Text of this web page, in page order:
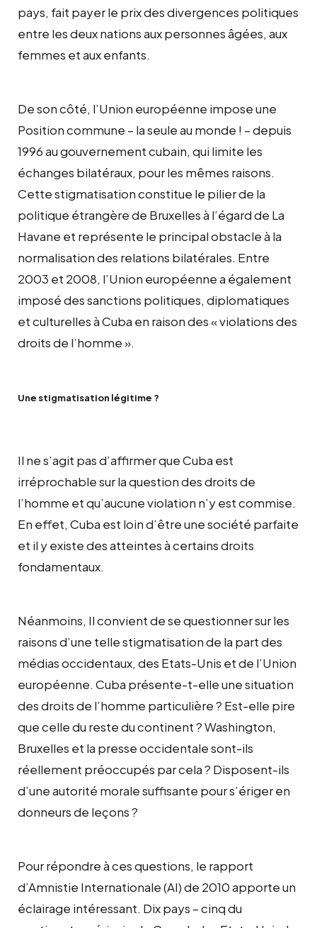
pays, fait payer le prix des divergences politiques
entre les deux nations aux personnes âgées, aux
femmes et aux enfants.
De son côté, l’Union européenne impose une
Position commune – la seule au monde ! – depuis
1996 au gouvernement cubain, qui limite les
échanges bilatéraux, pour les mêmes raisons.
Cette stigmatisation constitue le pilier de la
politique étrangère de Bruxelles à l’égard de La
Havane et représente le principal obstacle à la
normalisation des relations bilatérales. Entre
2003 et 2008, l’Union européenne a également
imposé des sanctions politiques, diplomatiques
et culturelles à Cuba en raison des « violations des
droits de l’homme ».
Une stigmatisation légitime ?
Il ne s’agit pas d’affirmer que Cuba est
irréprochable sur la question des droits de
l’homme et qu’aucune violation n’y est commise.
En effet, Cuba est loin d’être une société parfaite
et il y existe des atteintes à certains droits
fondamentaux.
Néanmoins, Il convient de se questionner sur les
raisons d’une telle stigmatisation de la part des
médias occidentaux, des Etats-Unis et de l’Union
européenne. Cuba présente-t-elle une situation
des droits de l’homme particulière ? Est-elle pire
que celle du reste du continent ? Washington,
Bruxelles et la presse occidentale sont-ils
réellement préoccupés par cela ? Disposent-ils
d’une autorité morale suffisante pour s’ériger en
donneurs de leçons ?
Pour répondre à ces questions, le rapport
d’Amnistie Internationale (AI) de 2010 apporte un
éclairage intéressant. Dix pays – cinq du